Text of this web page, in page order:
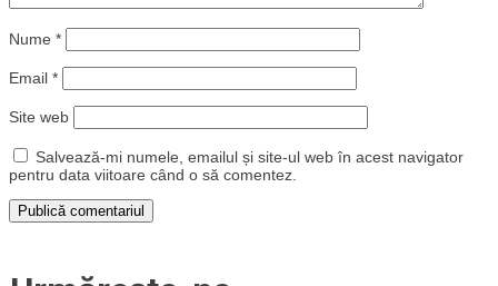
Nume *
Email *
Site web
Salvează-mi numele, emailul și site-ul web în acest navigator
pentru data viitoare când o să comentez.